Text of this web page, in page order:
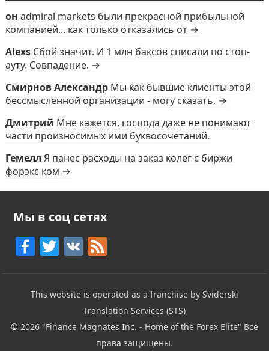
он admiral markets были прекрасной прибыльной
компанией... как только отказались от →
Alexs Сбой значит. И 1 млн баксов списали по стоп-
ауту. Совпадение. →
Смирнов Александр Мы как бывшие клиенты этой
бессмысленной организации - могу сказать, →
Дмитрий Мне кажется, господа даже не понимают
части произносимых ими буквосочетаний.
Гемелл Я панес расходы на заказ колег с биржи
форэкс ком →
Мы в соц сетях
F
c
e
b
T
itt
er
V F
e
d
This website is operated as a franchise by Sviderski
Translation Services (STS)
© 2026 "Finance Magnates Inc. - Home of the Forex Elite" Все
права защищены.